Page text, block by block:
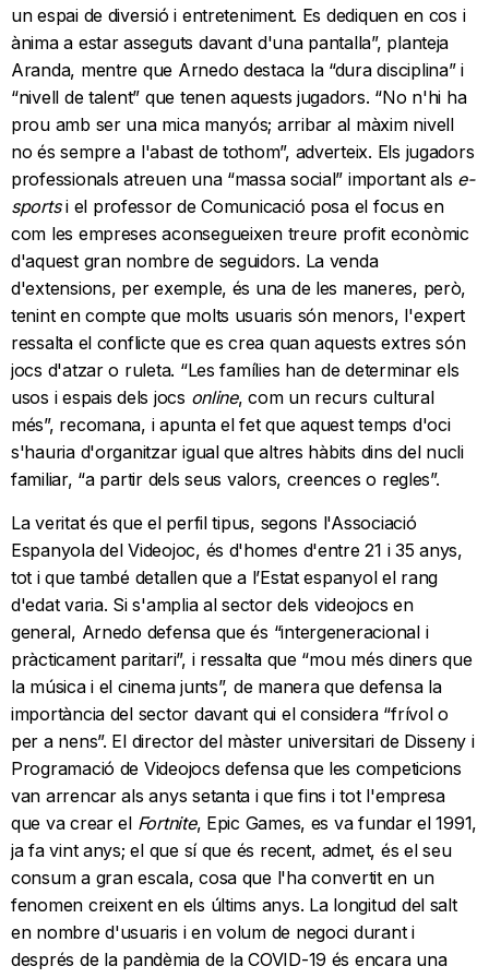
un espai de diversió i entreteniment. Es dediquen en cos i
ànima a estar asseguts davant d'una pantalla”, planteja
Aranda, mentre que Arnedo destaca la “dura disciplina” i
“nivell de talent” que tenen aquests jugadors. “No n'hi ha
prou amb ser una mica manyós; arribar al màxim nivell
no és sempre a l'abast de tothom”, adverteix. Els jugadors
professionals atreuen una “massa social” important als e-
sportsi el professor de Comunicació posa el focus en
com les empreses aconsegueixen treure profit econòmic
d'aquest gran nombre de seguidors. La venda
d'extensions, per exemple, és una de les maneres, però,
tenint en compte que molts usuaris són menors, l'expert
ressalta el conflicte que es crea quan aquests extres són
jocs d'atzar o ruleta. “Les famílies han de determinar els
usos i espais dels jocs online, com un recurs cultural
més”, recomana, i apunta el fet que aquest temps d'oci
s'hauria d'organitzar igual que altres hàbits dins del nucli
familiar, “a partir dels seus valors, creences o regles”.
La veritat és que el perfil tipus, segons l'Associació
Espanyola del Videojoc, és d'homes d'entre 21 i 35 anys,
tot i que també detallen que a l’Estat espanyol el rang
d'edat varia. Si s'amplia al sector dels videojocs en
general, Arnedo defensa que és “intergeneracional i
pràcticament paritari”, i ressalta que “mou més diners que
la música i el cinema junts”, de manera que defensa la
importància del sector davant qui el considera “frívol o
per a nens”. El director del màster universitari de Disseny i
Programació de Videojocs defensa que les competicions
van arrencar als anys setanta i que fins i tot l'empresa
que va crear el Fortnite, Epic Games, es va fundar el 1991,
ja fa vint anys; el que sí que és recent, admet, és el seu
consum a gran escala, cosa que l'ha convertit en un
fenomen creixent en els últims anys. La longitud del salt
en nombre d'usuaris i en volum de negoci durant i
després de la pandèmia de la COVID-19 és encara una